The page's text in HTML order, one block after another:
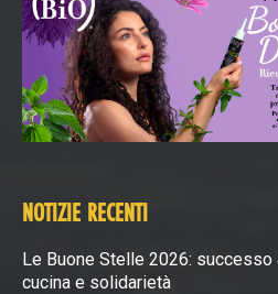
NOTIZIE RECENTI
Le Buone Stelle 2026: successo
cucina e solidarietà